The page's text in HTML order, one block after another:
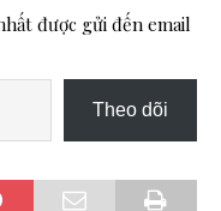
được gửi đến email
Theo dõi